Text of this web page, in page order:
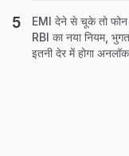
EMI देने से चूके तो फोन
RBI का नया नियम,
इतनी देर में होगा अनलॉक